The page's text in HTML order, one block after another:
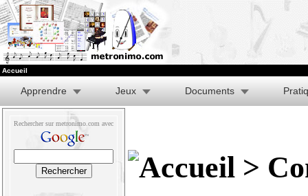
Accueil
Apprendre Jeux Documents
Rechercher sur metronimo.com avec
>